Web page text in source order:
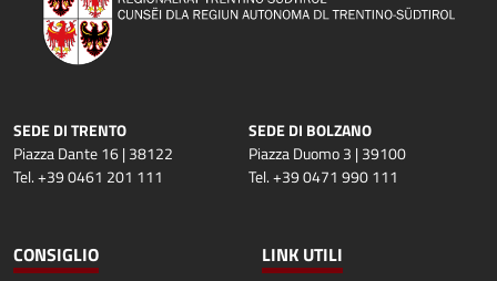
SEDE DI TRENTO
Piazza Dante 16 | 38122
Tel. +39 0461 201 111
SEDE DI BOLZANO
Piazza Duomo 3 | 39100
Tel. +39 0471 990 111
CONSIGLIO
LINK UTILI